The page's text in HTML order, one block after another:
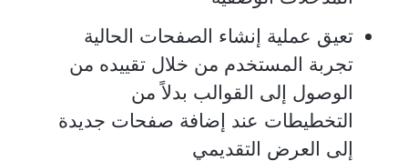
تعيق عملية إنشاء الصفحات الحالية
تجربة المستخدم من خلال تقييده من
الوصول إلى القوالب بدلاً من
التخطيطات عند إضافة صفحات جديدة
إلى العرض التقديمي